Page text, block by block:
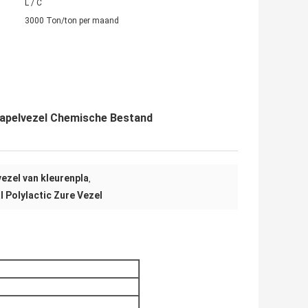
L / C
3000 Ton/ton per maand
Chemische Bestand
van kleurenpla,
Polylactic Zure Vezel